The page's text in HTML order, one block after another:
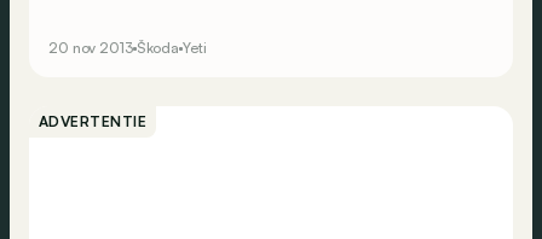
verschijnt voor het eerst in een stads- en een
terreinvariant.
20 nov 2013 Škoda Yeti
ADVERTENTIE